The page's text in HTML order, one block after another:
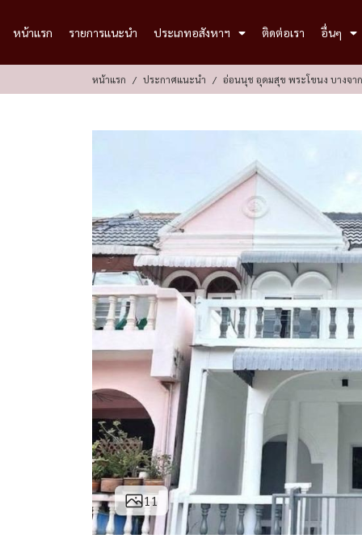
หน้าแรก รายการแนะนำ ประเภทอสังหาฯ ติดต่อเรา อื่นๆ
หน้าแรก ประกาศแนะนำ อ่อนนุช อุดมสุข พระโขนง บางจ
11